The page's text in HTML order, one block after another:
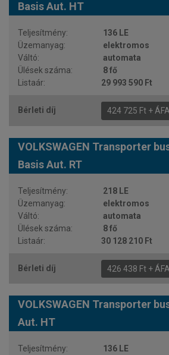
Basis Aut. HT
136 LE
elektromos
automata
8 fő
29 993 590 Ft
424 725 Ft +
VOLKSWAGEN Transporter
Basis Aut. RT
218 LE
elektromos
automata
8 fő
30 128 210 Ft
426 438 Ft + ÁFA
VOLKSWAGEN Transporter
Aut. HT
136 LE